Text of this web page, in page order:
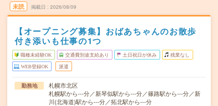
未読 掲載日 2026/08/09
【オープニング募集】おばあちゃんのお散歩
付き添いも仕事の1つ
職種未経験OK 交通費別途支給あり 土日祝日が休み 残業なし
WEB登録OK 派遣
勤務地
札幌市北区
札幌駅から---分／新琴似駅から---分／篠路駅から---分／新
川(北海道)駅から---分／拓北駅から---分